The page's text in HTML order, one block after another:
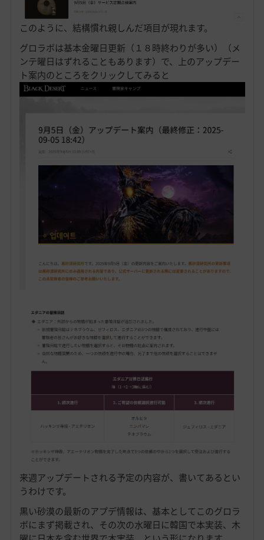
このように、結構慣れ親しんだ項目が現れます。
グロラボは基本金曜日更新（１８時終わりが多い）（メ
ンテ曜日はずれることもあります）で、上のアップデー
ト案内のところをクリックしてみると
来週アップデートされる予定の内容が、書いてあるとい
うわけです。
黒い砂漠の最新のアプデ情報は、基本としてこのグロラ
ボにまず掲載され、その次の水曜日に韓国で本実装、木